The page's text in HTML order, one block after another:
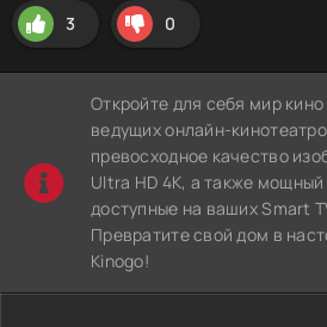
3 0
Откройте для себя мир
ведущих онлайн-
превосходное качество
Ultra HD 4K, а также мощный
доступные на ваших Smart
Превратите свой дом в
Kinogo!